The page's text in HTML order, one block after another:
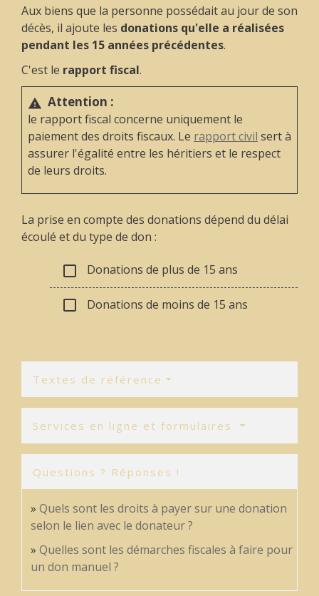
Aux biens que la personne possédait au jour de son
décès, il ajoute les donations qu'elle a réalisées
pendant les 15 années précédentes.
C'est le rapport fiscal.
warning Attention :
le rapport fiscal concerne uniquement le
paiement des droits fiscaux. Le rapport civil sert à
assurer l'égalité entre les héritiers et le respect
de leurs droits.
La prise en compte des donations dépend du délai
écoulé et du type de don :
check_box_outline_blank Donations de plus de 15 ans
check_box_outline_blank Donations de moins de 15 ans
Textes de référence
Services en ligne et formulaires
Questions ? Réponses !
Quels sont les droits à payer sur une donation
selon le lien avec le donateur ?
Quelles sont les démarches fiscales à faire pour
un don manuel ?